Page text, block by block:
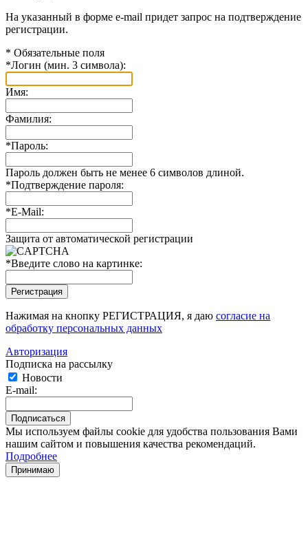
На указанный в форме e-mail придет запрос на подтверждение
регистрации.
* Обязательные поля
*Логин (мин. 3 символа):
Имя:
Фамилия:
*Пароль:
Пароль должен быть не менее 6 символов длиной.
*Подтверждение пароля:
*E-Mail:
Защита от автоматической регистрации
*Введите слово на картинке:
Нажимая на кнопку РЕГИСТРАЦИЯ, я даю согласие на
обработку персональных данных
Авторизация
Подписка на рассылку
Новости
E-mail:
Мы используем файлы cookie для удобства пользования Вами
нашим сайтом и повышения качества рекомендаций.
Подробнее
Принимаю